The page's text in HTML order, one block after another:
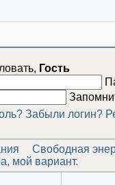
Гость
Забыли логин?
Свободная
мой вариант.